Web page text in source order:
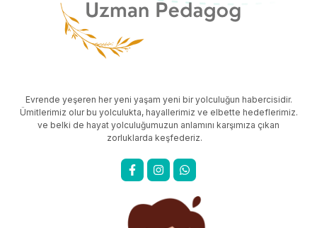
Evrende yeşeren her yeni yaşam yeni bir yolculuğun habercisidir.
Ümitlerimiz olur bu yolculukta, hayallerimiz ve elbette hedeflerimiz.
ve belki de hayat yolculuğumuzun anlamını karşımıza çıkan
zorluklarda keşfederiz.